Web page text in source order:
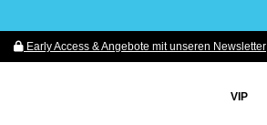
Early Access & Angebote mit unseren Newsletter
VIP